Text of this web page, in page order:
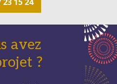
avez
?